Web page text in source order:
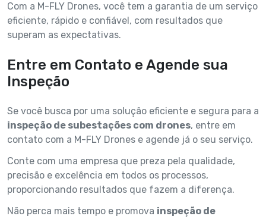
Com a M-FLY Drones, você tem a garantia de um serviço
eficiente, rápido e confiável, com resultados que
superam as expectativas.
Entre em Contato e Agende sua
Inspeção
Se você busca por uma solução eficiente e segura para a
inspeção de subestações com drones, entre em
contato com a M-FLY Drones e agende já o seu serviço.
Conte com uma empresa que preza pela qualidade,
precisão e excelência em todos os processos,
proporcionando resultados que fazem a diferença.
Não perca mais tempo e promova inspeção de